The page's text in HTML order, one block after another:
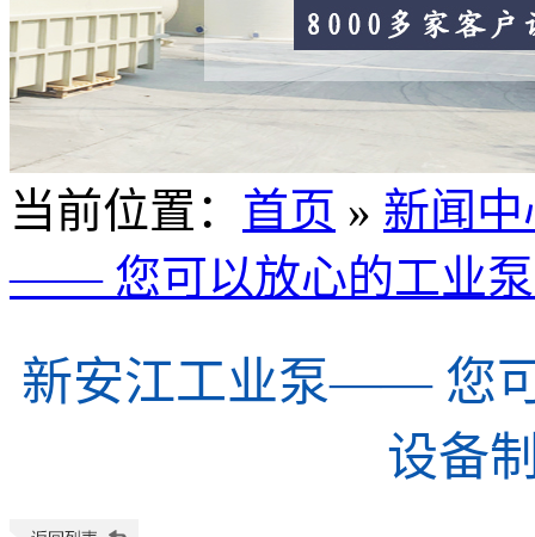
当前位置 ： 首页 » 新闻中
—— 您可以放心的工业
新安江工业泵—— 您
设备